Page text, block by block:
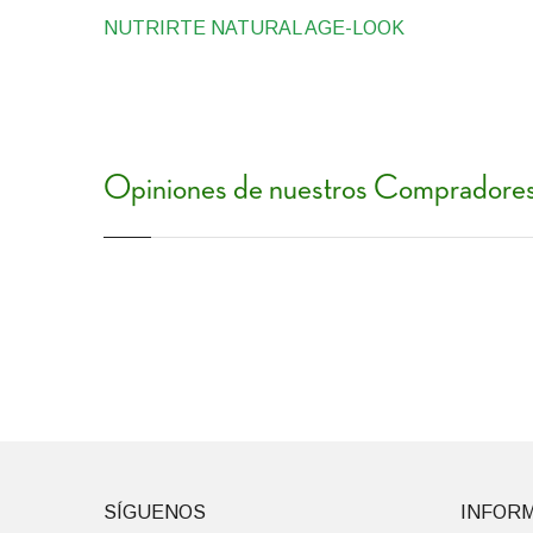
NUTRIRTE NATURAL AGE-LOOK
Opiniones de nuestros
SÍGUENOS